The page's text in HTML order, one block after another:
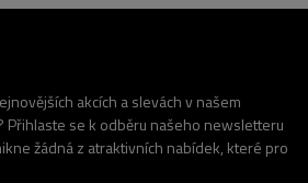
akcích a slevách v našem
Přihlaste se k odběru našeho newsletteru
žádná z atraktivních nabídek, které pro